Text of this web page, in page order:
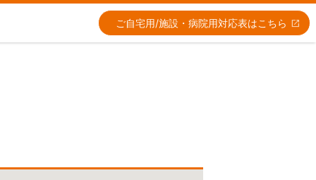
ご自宅用/施設・病院用対応表はこちら